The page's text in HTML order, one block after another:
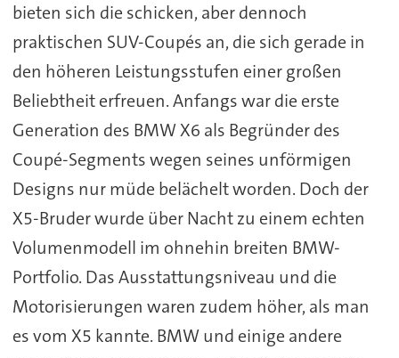
bieten sich die schicken, aber dennoch
praktischen SUV-Coupés an, die sich gerade in
den höheren Leistungsstufen einer großen
Beliebtheit erfreuen. Anfangs war die erste
Generation des BMW X6 als Begründer des
Coupé-Segments wegen seines unförmigen
Designs nur müde belächelt worden. Doch der
X5-Bruder wurde über Nacht zu einem echten
Volumenmodell im ohnehin breiten BMW-
Portfolio. Das Ausstattungsniveau und die
Motorisierungen waren zudem höher, als man
es vom X5 kannte. BMW und einige andere